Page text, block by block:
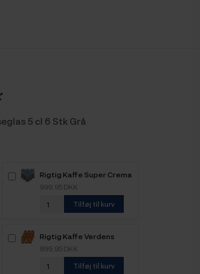
5 cl 6 Stk Grå
Rigtig Kaffe Super Crema
6kg Hele kaffebønner
999,95 DKK
Tilføj til kurv
Rigtig Kaffe Verdens
Kaffe - 9x400g
899,95 DKK
Tilføj til kurv